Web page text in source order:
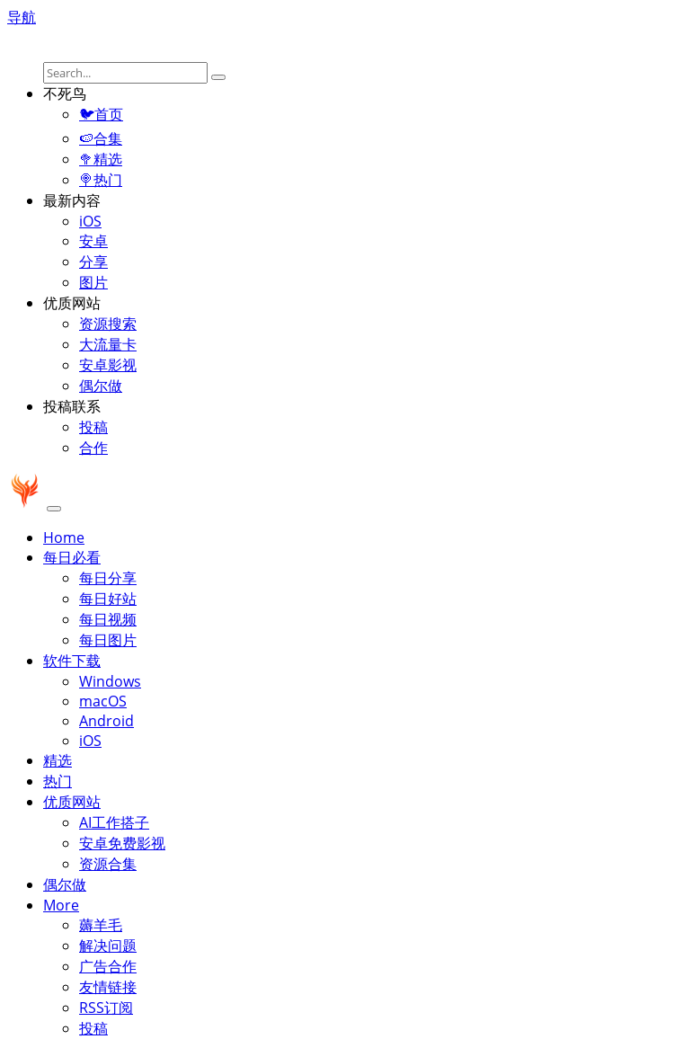
导航
不死鸟
🐦首页
🍉合集
🥦精选
🍭热门
最新内容
iOS
安卓
分享
图片
优质网站
资源搜索
大流量卡
安卓影视
偶尔做
投稿联系
投稿
合作
Home
每日必看
每日分享
每日好站
每日视频
每日图片
软件下载
Windows
macOS
Android
iOS
精选
热门
优质网站
AI工作搭子
安卓免费影视
资源合集
偶尔做
More
薅羊毛
解决问题
广告合作
友情链接
RSS订阅
投稿